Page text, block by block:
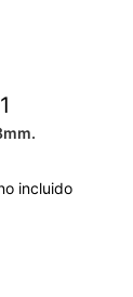
incluido